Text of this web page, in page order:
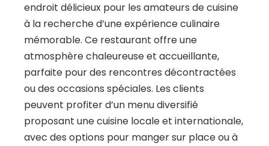
endroit délicieux pour les amateurs de cuisine
à la recherche d’une expérience culinaire
mémorable. Ce restaurant offre une
atmosphère chaleureuse et accueillante,
parfaite pour des rencontres décontractées
ou des occasions spéciales. Les clients
peuvent profiter d’un menu diversifié
proposant une cuisine locale et internationale,
avec des options pour manger sur place ou à